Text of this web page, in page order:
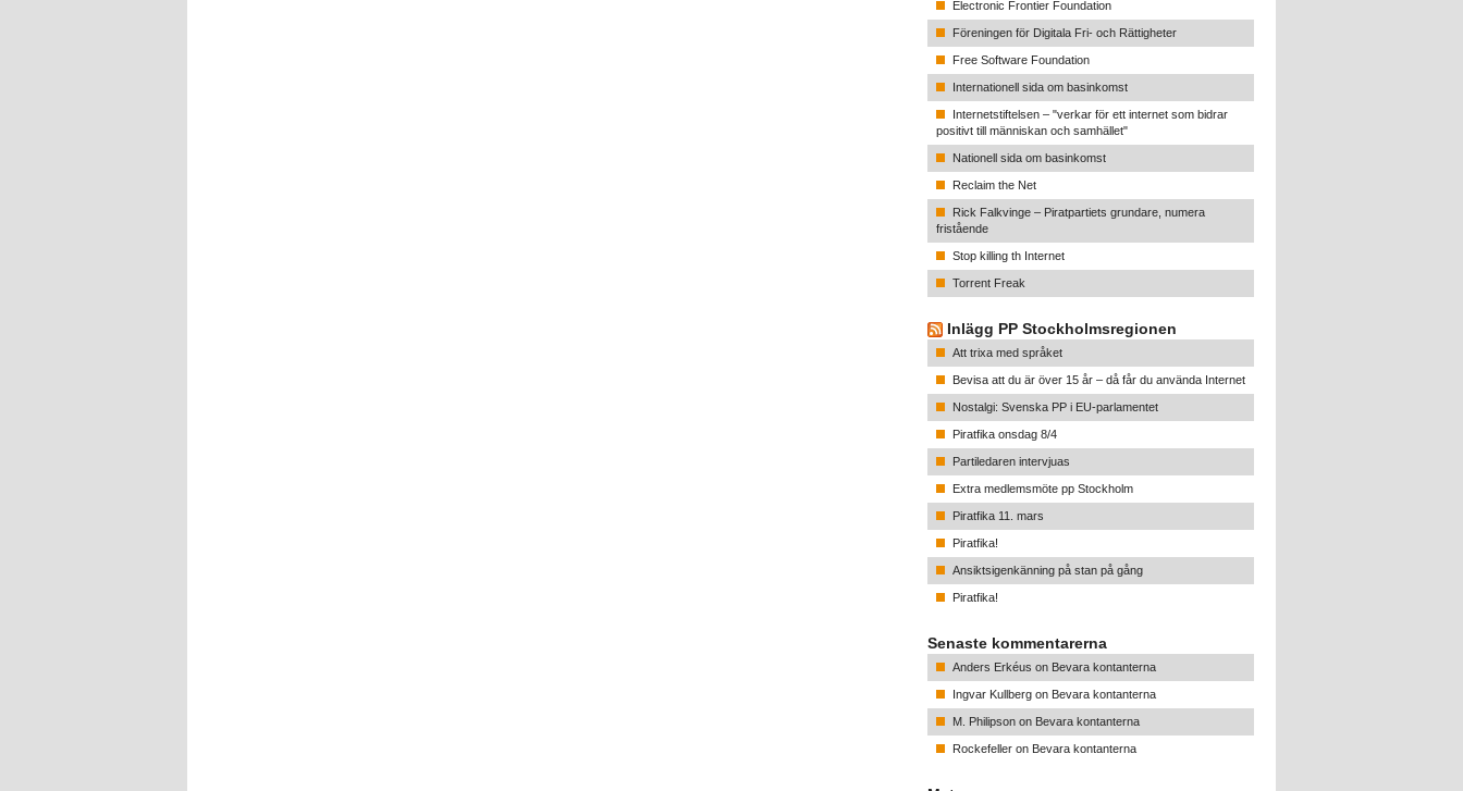
Electronic Frontier Foundation
Föreningen för Digitala Fri- och Rättigheter
Free Software Foundation
Internationell sida om basinkomst
Internetstiftelsen – "verkar för ett internet som bidrar
positivt till människan och samhället"
Nationell sida om basinkomst
Reclaim the Net
Rick Falkvinge – Piratpartiets grundare, numera
fristående
Stop killing th Internet
Torrent Freak
Inlägg PP Stockholmsregionen
Att trixa med språket
Bevisa att du är över 15 år – då får du använda Internet
Nostalgi: Svenska PP i EU-parlamentet
Piratfika onsdag 8/4
Partiledaren intervjuas
Extra medlemsmöte pp Stockholm
Piratfika 11. mars
Piratfika!
Ansiktsigenkänning på stan på gång
Piratfika!
Senaste kommentarerna
Anders Erkéus on Bevara kontanterna
Ingvar Kullberg on Bevara kontanterna
M. Philipson on Bevara kontanterna
Rockefeller on Bevara kontanterna